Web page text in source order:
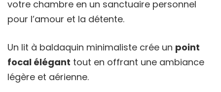
votre chambre en un sanctuaire personnel
pour l’amour et la détente.
Un lit à baldaquin minimaliste crée un point
focal élégant tout en offrant une ambiance
légère et aérienne.